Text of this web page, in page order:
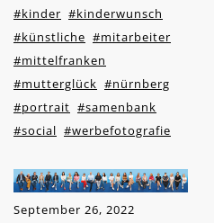
#kinder #kinderwunsch
#künstliche #mitarbeiter
#mittelfranken
#mutterglück #nürnberg
#portrait #samenbank
#social #werbefotografie
September 26, 2022